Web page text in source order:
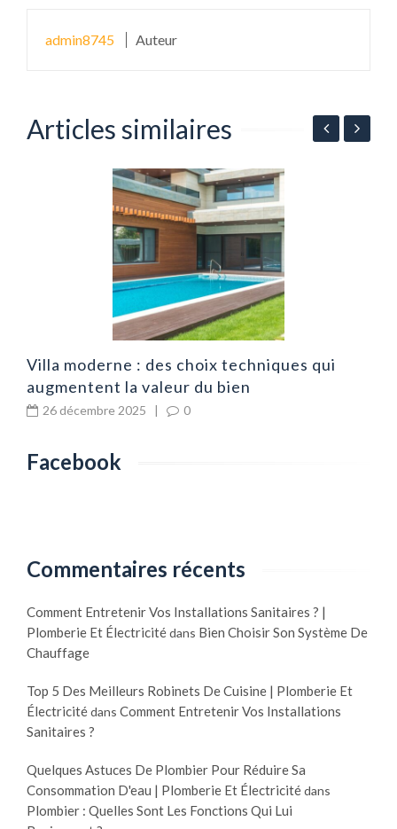
admin8745 Auteur
Articles similaires
Villa moderne : des choix techniques qui
augmentent la valeur du bien
26 décembre 2025 | 0
Facebook
Commentaires récents
Comment Entretenir Vos Installations Sanitaires ? |
Plomberie Et Électricitédans Bien Choisir Son Système De
Chauffage
Top 5 Des Meilleurs Robinets De Cuisine | Plomberie Et
Électricitédans Comment Entretenir Vos Installations
Sanitaires ?
Quelques Astuces De Plombier Pour Réduire Sa
Consommation D'eau | Plomberie Et Électricitédans
Plombier : Quelles Sont Les Fonctions Qui Lui